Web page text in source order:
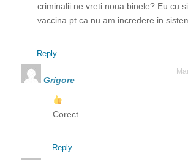
criminalii ne vreti noua binele? Eu cu
vaccina pt ca nu am incredere in
Reply
Grigore
Corect.
Reply